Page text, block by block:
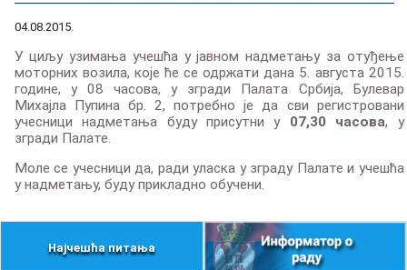
04.08.2015.
У циљу узимања учешћа у јавном надметању за отуђење
моторних возила, које ће се одржати дана 5. августа 2015.
године, у 08 часова, у згради Палата Србија, Булевар
Михајла Пупина бр. 2, потребно је да сви регистровани
учесници надметања буду присутни у 07,30 часова, у
згради Палате.
Моле се учесници да, ради уласка у зграду Палате и учешћа
у надметању, буду прикладно обучени.
Најчешћа питања